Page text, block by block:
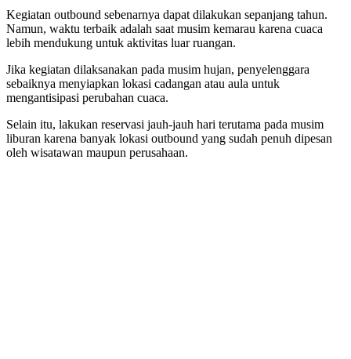
Kegiatan outbound sebenarnya dapat dilakukan sepanjang tahun.
Namun, waktu terbaik adalah saat musim kemarau karena cuaca
lebih mendukung untuk aktivitas luar ruangan.
Jika kegiatan dilaksanakan pada musim hujan, penyelenggara
sebaiknya menyiapkan lokasi cadangan atau aula untuk
mengantisipasi perubahan cuaca.
Selain itu, lakukan reservasi jauh-jauh hari terutama pada musim
liburan karena banyak lokasi outbound yang sudah penuh dipesan
oleh wisatawan maupun perusahaan.